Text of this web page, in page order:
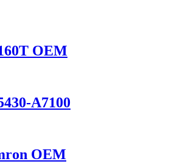
OEM
A7100
OEM